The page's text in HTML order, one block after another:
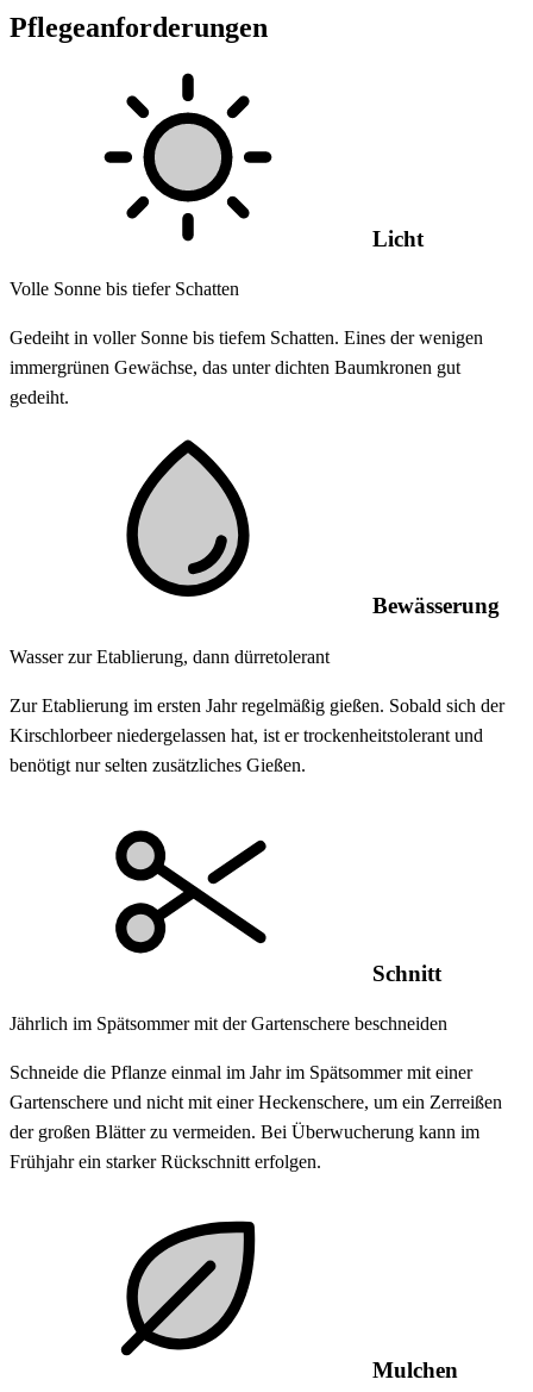
Pflegeanforderungen
Licht
Volle Sonne bis tiefer Schatten
Gedeiht in voller Sonne bis tiefem Schatten. Eines der wenigen
immergrünen Gewächse, das unter dichten Baumkronen gut
gedeiht.
Bewässerung
Wasser zur Etablierung, dann dürretolerant
Zur Etablierung im ersten Jahr regelmäßig gießen. Sobald sich der
Kirschlorbeer niedergelassen hat, ist er trockenheitstolerant und
benötigt nur selten zusätzliches Gießen.
Schnitt
Jährlich im Spätsommer mit der Gartenschere beschneiden
Schneide die Pflanze einmal im Jahr im Spätsommer mit einer
Gartenschere und nicht mit einer Heckenschere, um ein Zerreißen
der großen Blätter zu vermeiden. Bei Überwucherung kann im
Frühjahr ein starker Rückschnitt erfolgen.
Mulchen